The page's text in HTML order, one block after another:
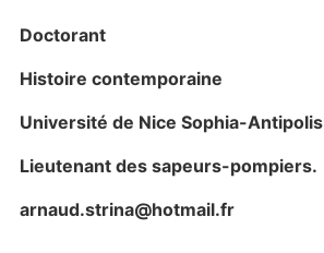
Doctorant
Histoire contemporaine
Université de Nice Sophia-Antipolis
Lieutenant des sapeurs-pompiers.
arnaud.strina@hotmail.fr